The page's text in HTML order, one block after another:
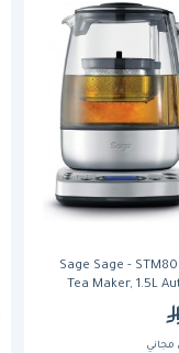
Sage Sage -
Tea Maker, 1.5L
Smart Tea Infuser
مجاني